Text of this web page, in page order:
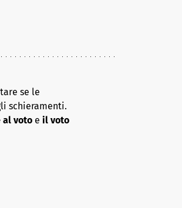
se le
schieramenti.
al voto e il voto